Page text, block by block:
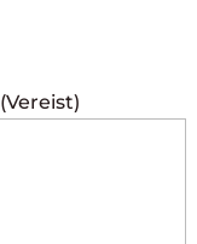
(Vereist)